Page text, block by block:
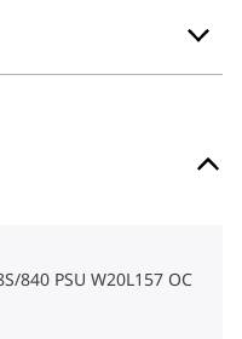
840 PSU W20L157 OC